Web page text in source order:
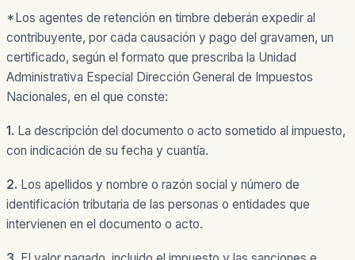
*Los agentes de retención en timbre deberán expedir al
contribuyente, por cada causación y pago del gravamen, un
certificado, según el formato que prescriba la Unidad
Administrativa Especial Dirección General de Impuestos
Nacionales, en el que conste:
1. La descripción del documento o acto sometido al impuesto,
con indicación de su fecha y cuantía.
2. Los apellidos y nombre o razón social y número de
identificación tributaria de las personas o entidades que
intervienen en el documento o acto.